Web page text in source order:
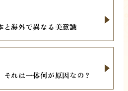
と海外で異なる美意識
れは一体何が原因なの？